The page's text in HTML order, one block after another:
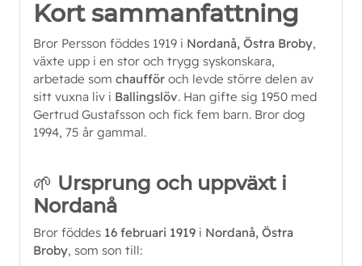
Kort sammanfattning
Bror Persson föddes 1919 i Nordanå, Östra Broby,
växte upp i en stor och trygg syskonskara,
arbetade som chaufför och levde större delen av
sitt vuxna liv i Ballingslöv. Han gifte sig 1950 med
Gertrud Gustafsson och fick fem barn. Bror dog
1994, 75 år gammal.
🌱 Ursprung och uppväxt i
Nordanå
Bror föddes 16 februari 1919 i Nordanå, Östra
Broby, som son till: